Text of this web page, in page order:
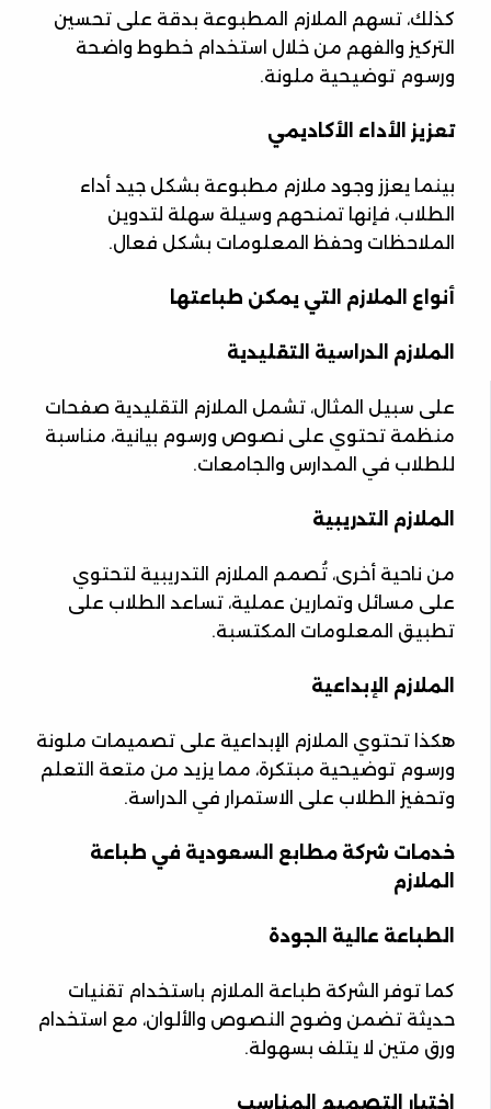
كذلك، تسهم الملازم المطبوعة بدقة على تحسين
التركيز والفهم من خلال استخدام خطوط واضحة
ورسوم توضيحية ملونة.
تعزيز الأداء الأكاديمي
بينما يعزز وجود ملازم مطبوعة بشكل جيد أداء
الطلاب، فإنها تمنحهم وسيلة سهلة لتدوين
الملاحظات وحفظ المعلومات بشكل فعال.
أنواع الملازم التي يمكن طباعتها
الملازم الدراسية التقليدية
على سبيل المثال، تشمل الملازم التقليدية صفحات
منظمة تحتوي على نصوص ورسوم بيانية، مناسبة
للطلاب في المدارس والجامعات.
الملازم التدريبية
من ناحية أخرى، تُصمم الملازم التدريبية لتحتوي
على مسائل وتمارين عملية، تساعد الطلاب على
تطبيق المعلومات المكتسبة.
الملازم الإبداعية
هكذا تحتوي الملازم الإبداعية على تصميمات ملونة
ورسوم توضيحية مبتكرة، مما يزيد من متعة التعلم
وتحفيز الطلاب على الاستمرار في الدراسة.
خدمات شركة مطابع السعودية في طباعة
الملازم
الطباعة عالية الجودة
كما توفر الشركة طباعة الملازم باستخدام تقنيات
حديثة تضمن وضوح النصوص والألوان، مع استخدام
ورق متين لا يتلف بسهولة.
اختيار التصميم المناسب